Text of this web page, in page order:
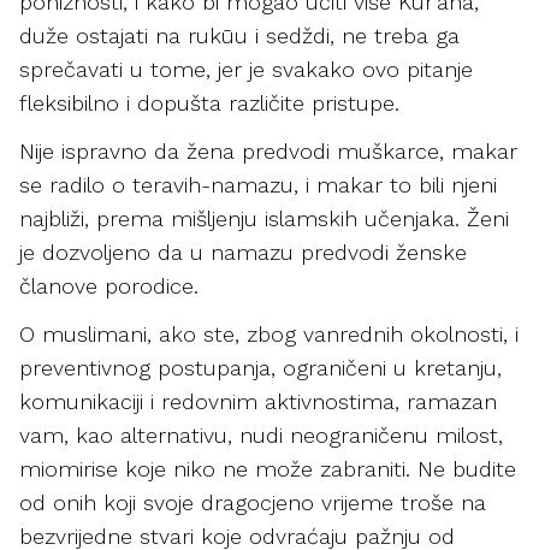
duže ostajati na rukūu i sedždi, ne treba ga
sprečavati u tome, jer je svakako ovo pitanje
fleksibilno i dopušta različite pristupe.
Nije ispravno da žena predvodi muškarce, makar
se radilo o teravih-namazu, i makar to bili njeni
najbliži, prema mišljenju islamskih učenjaka. Ženi
je dozvoljeno da u namazu predvodi ženske
članove porodice.
O muslimani, ako ste, zbog vanrednih okolnosti, i
preventivnog postupanja, ograničeni u kretanju,
komunikaciji i redovnim aktivnostima, ramazan
vam, kao alternativu, nudi neograničenu milost,
miomirise koje niko ne može zabraniti. Ne budite
od onih koji svoje dragocjeno vrijeme troše na
bezvrijedne stvari koje odvraćaju pažnju od